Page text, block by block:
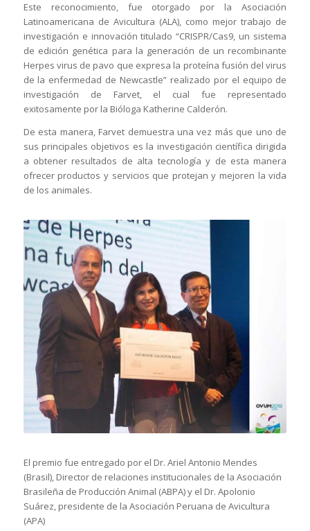
Este reconocimiento, fue otorgado por la Asociación
Latinoamericana de Avicultura (ALA), como mejor trabajo de
investigación e innovación titulado “CRISPR/Cas9, un sistema
de edición genética para la generación de un recombinante
Herpes virus de pavo que expresa la proteína fusión del virus
de la enfermedad de Newcastle” realizado por el equipo de
investigación de Farvet, el cual fue representado
exitosamente por la Bióloga Katherine Calderón.
De esta manera, Farvet demuestra una vez más que uno de
sus principales objetivos es la investigación científica dirigida
a obtener resultados de alta tecnología y de esta manera
ofrecer productos y servicios que protejan y mejoren la vida
de los animales.
El premio fue entregado por el Dr. Ariel Antonio Mendes
(Brasil), Director de relaciones institucionales de la Asociación
Brasileña de Producción Animal (ABPA) y el Dr. Apolonio
Suárez, presidente de la Asociación Peruana de Avicultura
(APA)